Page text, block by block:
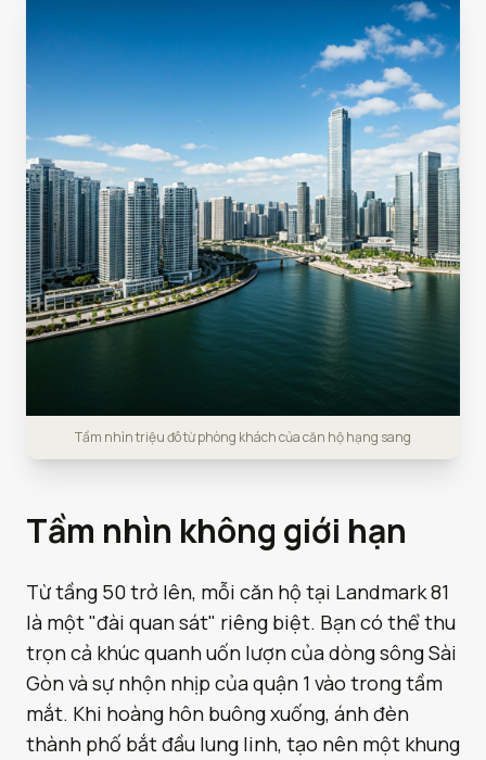
Tầm nhìn triệu đô từ phòng khách của căn hộ hạng sang
Tầm nhìn không giới hạn
Từ tầng 50 trở lên, mỗi căn hộ tại Landmark 81
là một "đài quan sát" riêng biệt. Bạn có thể thu
trọn cả khúc quanh uốn lượn của dòng sông Sài
Gòn và sự nhộn nhịp của quận 1 vào trong tầm
mắt. Khi hoàng hôn buông xuống, ánh đèn
thành phố bắt đầu lung linh, tạo nên một khung